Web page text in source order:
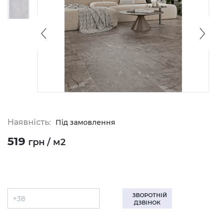
Наявність: Під замовлення
519 грн / м2
ЗВОРОТНІЙ
ДЗВІНОК